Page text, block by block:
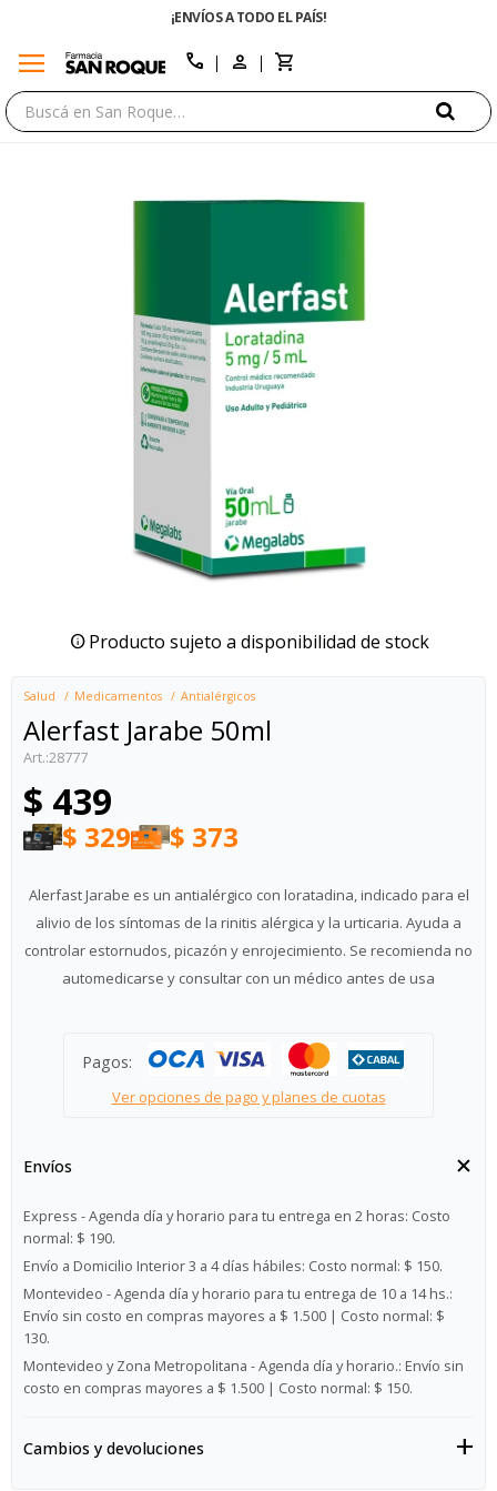
¡ENVÍOS A TODO EL PAÍS!
menu call
Producto sujeto a disponibilidad de stock
Salud Medicamentos Antialérgicos
Alerfast Jarabe 50ml
28777
$ 439
$ 329 $ 373
Alerfast Jarabe es un antialérgico con loratadina, indicado para el
alivio de los síntomas de la rinitis alérgica y la urticaria. Ayuda a
controlar estornudos, picazón y enrojecimiento. Se recomienda no
automedicarse y consultar con un médico antes de usa
Pagos:
Ver opciones de pago y planes de cuotas
Envíos
Express - Agenda día y horario para tu entrega en 2 horas: Costo
normal: $ 190.
Envío a Domicilio Interior 3 a 4 días hábiles: Costo normal: $ 150.
Montevideo - Agenda día y horario para tu entrega de 10 a 14 hs.:
Envío sin costo en compras mayores a $ 1.500 | Costo normal: $
130.
Montevideo y Zona Metropolitana - Agenda día y horario.: Envío sin
costo en compras mayores a $ 1.500 | Costo normal: $ 150.
Cambios y devoluciones
close